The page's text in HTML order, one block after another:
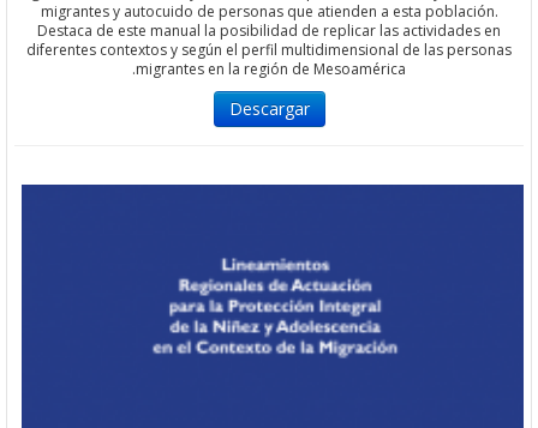
migrantes y autocuido de personas que atienden a esta
Destaca de este manual la posibilidad de replicar las
diferentes contextos y según el perfil multidimensional de las
migrantes en la región de Mesoamérica.
Descargar